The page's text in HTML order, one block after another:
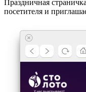
Праздничная
посетителя и